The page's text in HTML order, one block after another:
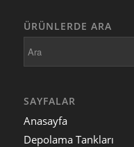
ÜRÜNLERDE ARA
SAYFALAR
Anasayfa
Depolama Tankları